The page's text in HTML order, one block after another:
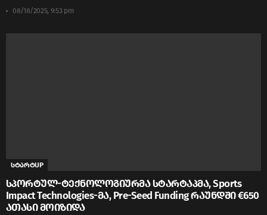
08/18/2025, 9:53 pm
სტარტUP
სპორტულ-ტექნოლოგიურმა სტარტაპმა, Sports
Impact Technologies-მა, Pre-Seed Funding რაუნდში €650
ათასი მოიზიდა